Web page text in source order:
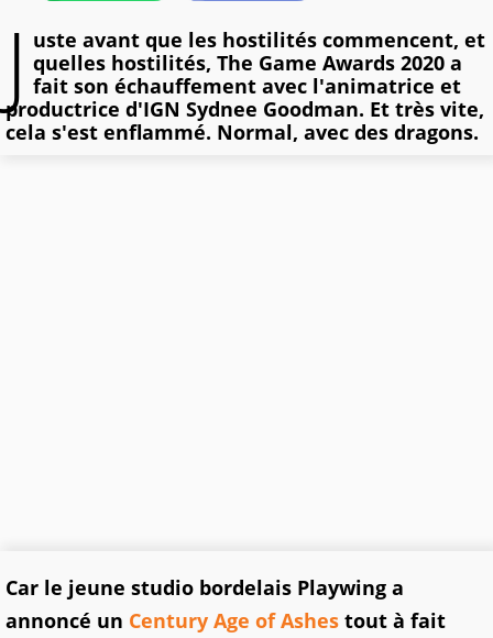
J uste avant que les hostilités commencent, et
quelles hostilités, The Game Awards 2020 a
fait son échauffement avec l'animatrice et
productrice d'IGN Sydnee Goodman. Et très vite,
cela s'est enflammé. Normal, avec des dragons.
Car le jeune studio bordelais Playwing a
annoncé un Century Age of Ashes tout à fait